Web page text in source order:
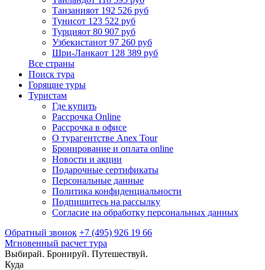
Танзанияот 192 526 руб
Тунисот 123 522 руб
Турцияот 80 907 руб
Узбекистанот 97 260 руб
Шри-Ланкаот 128 389 руб
Все страны
Поиск тура
Горящие туры
Туристам
Где купить
Рассрочка Online
Рассрочка в офисе
О турагентстве Anex Tour
Бронирование и оплата online
Новости и акции
Подарочные сертификаты
Персональные данные
Политика конфиденциальности
Подпишитесь на рассылку
Согласие на обработку персональных данных
Обратный звонок +7 (495) 926 19 66
Мгновенный расчет тура
Выбирай. Бронируй. Путешествуй.
Куда